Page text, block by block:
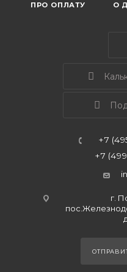
ПРО ОПЛАТУ О
+7
+7
г.